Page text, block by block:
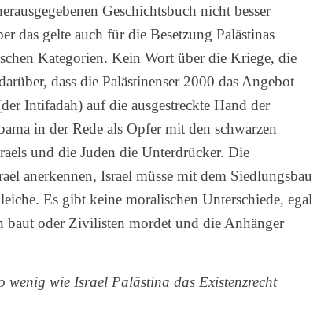
Geschichtsbuch nicht besser
das gelte auch für die Besetzung Palästinas
Kategorien. Kein Wort über die Kriege, die
dass die Palästinenser 2000 das Angebot
Intifadah) auf die ausgestreckte Hand der
in der Rede als Opfer mit den schwarzen
und die Juden die Unterdrücker. Die
anerkennen, Israel müsse mit dem Siedlungsbau
Es gibt keine moralischen Unterschiede, egal
oder Zivilisten mordet und die Anhänger
wenig wie Israel Palästina das Existenzrecht